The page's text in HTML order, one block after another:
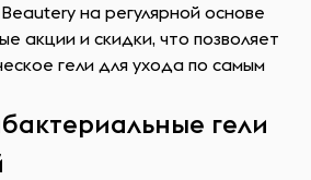
на регулярной основе
акции и скидки, что позволяет
гели для ухода по самым
гели